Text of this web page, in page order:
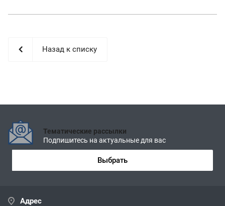
Назад к списку
Тематические рассылки
Подпишитесь на актуальные для вас
Выбрать
Адрес